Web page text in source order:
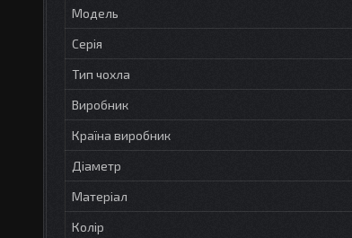
Модель
Серія
Тип чохла
Виробник
Країна виробник
Діаметр
Матеріал
Колір